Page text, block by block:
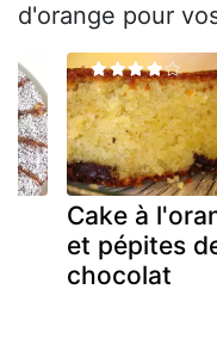
d'orange pour
Cake à
et pépites
chocolat